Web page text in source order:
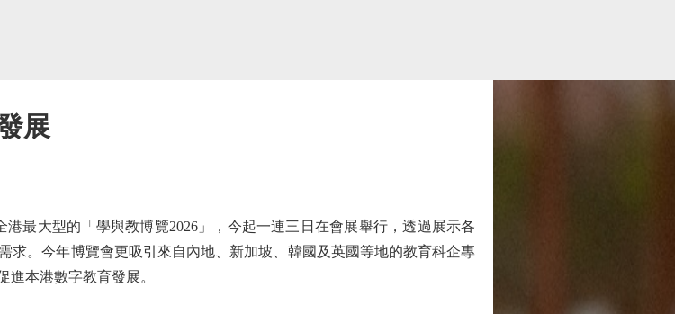
展
大型的「學與教博覽2026」，今起一連三日在會展舉行，透過展示各
求。今年博覽會更吸引來自內地、新加坡、韓國及英國等地的教育科企專
本港數字教育發展。